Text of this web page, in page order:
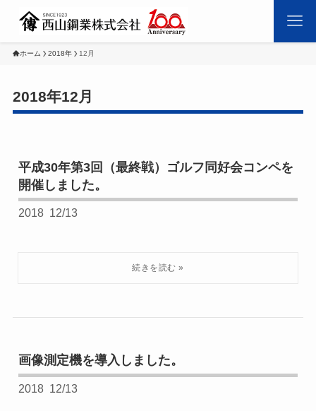
ホーム 2018年 12月
2018年12月
平成30年第3回（最終戦）ゴルフ同好会コンペを
開催しました。
2018 12/13
画像測定機を導入しました。
2018 12/13